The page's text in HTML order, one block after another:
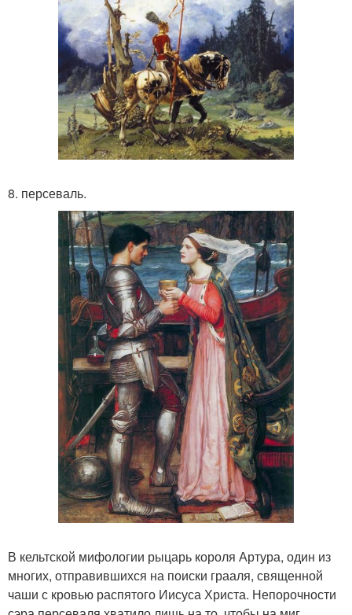
8. персеваль.
В кельтской мифологии рыцарь короля Артура, один из
многих, отправившихся на поиски грааля, священной
чаши с кровью распятого Иисуса Христа. Непорочности